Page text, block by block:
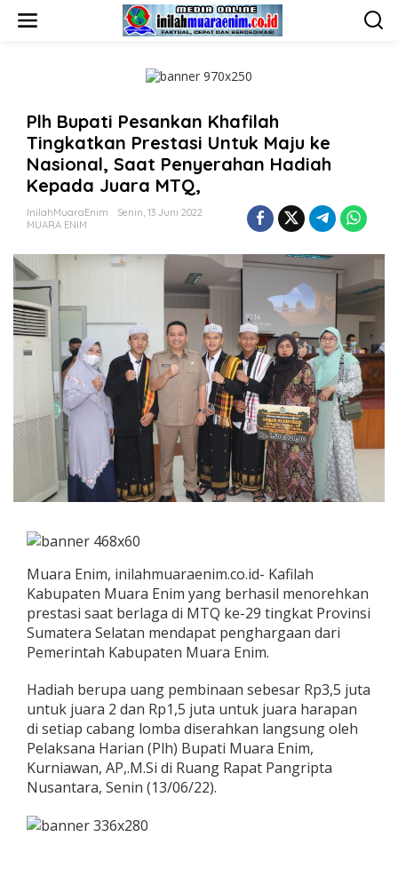
Plh Bupati Pesankan Khafilah
Tingkatkan Prestasi Untuk Maju ke
Nasional, Saat Penyerahan Hadiah
Kepada Juara MTQ,
InilahMuaraEnim
Senin, 13 Juni 2022
MUARA ENIM
Muara Enim, inilahmuaraenim.co.id- Kafilah
Kabupaten Muara Enim yang berhasil menorehkan
prestasi saat berlaga di MTQ ke-29 tingkat Provinsi
Sumatera Selatan mendapat penghargaan dari
Pemerintah Kabupaten Muara Enim.
Hadiah berupa uang pembinaan sebesar Rp3,5 juta
untuk juara 2 dan Rp1,5 juta untuk juara harapan
di setiap cabang lomba diserahkan langsung oleh
Pelaksana Harian (Plh) Bupati Muara Enim,
Kurniawan, AP,.M.Si di Ruang Rapat Pangripta
Nusantara, Senin (13/06/22).